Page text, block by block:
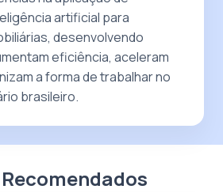
artificial para
desenvolvendo
eficiência, aceleram
a forma de trabalhar no
brasileiro.